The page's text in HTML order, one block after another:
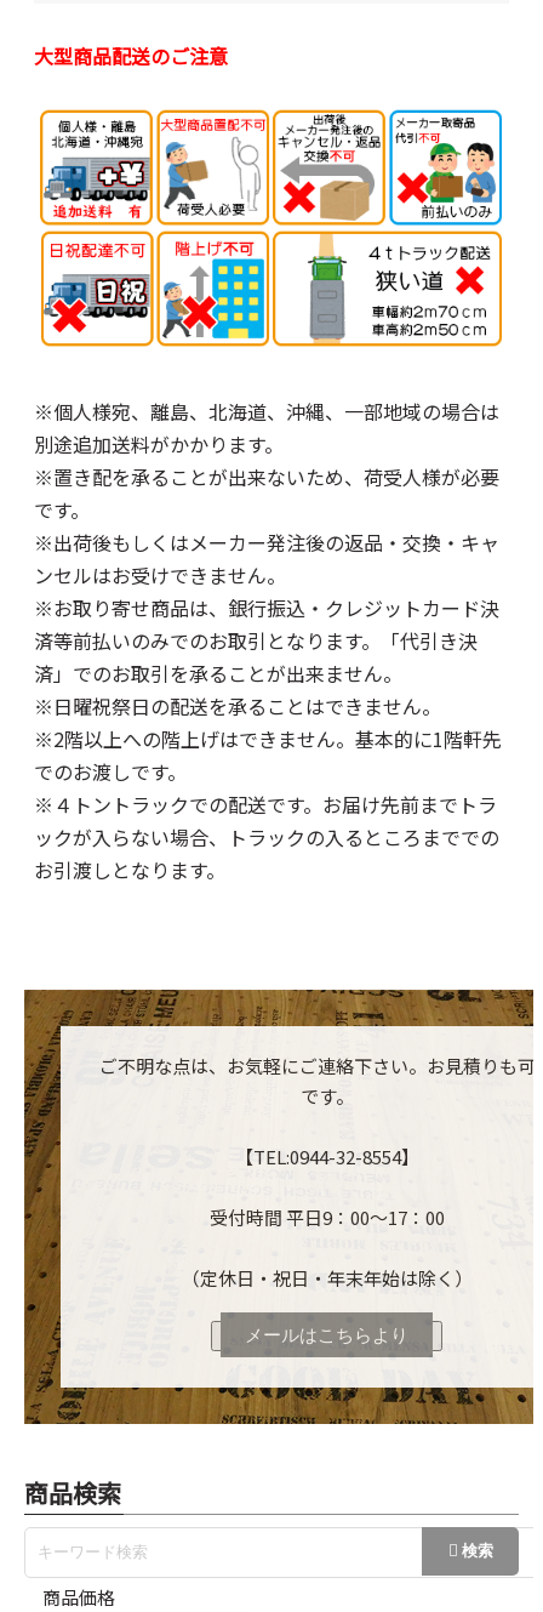
大型商品配送のご注意
※個人様宛、離島、北海道、沖縄、一部地域の場合は
別途追加送料がかかります。
※置き配を承ることが出来ないため、荷受人様が必要
です。
※出荷後もしくはメーカー発注後の返品・交換・キャ
ンセルはお受けできません。
※お取り寄せ商品は、銀行振込・クレジットカード決
済等前払いのみでのお取引となります。「代引き決
済」でのお取引を承ることが出来ません。
※日曜祝祭日の配送を承ることはできません。
※2階以上への階上げはできません。基本的に1階軒先
でのお渡しです。
※４トントラックでの配送です。お届け先前までトラ
ックが入らない場合、トラックの入るところまででの
お引渡しとなります。
ご不明な点は、お気軽にご連絡下さい。お見積りも可
です。
【TEL:0944-32-8554】
受付時間 平日9：00～17：00
（定休日・祝日・年末年始は除く）
メールはこちらより
商品検索
商品価格